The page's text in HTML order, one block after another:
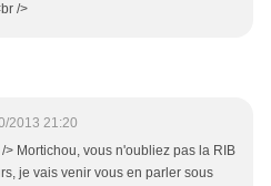
/>
2013 21:20
> Mortichou, vous n'oubliez pas la RIB
je vais venir vous en parler sous